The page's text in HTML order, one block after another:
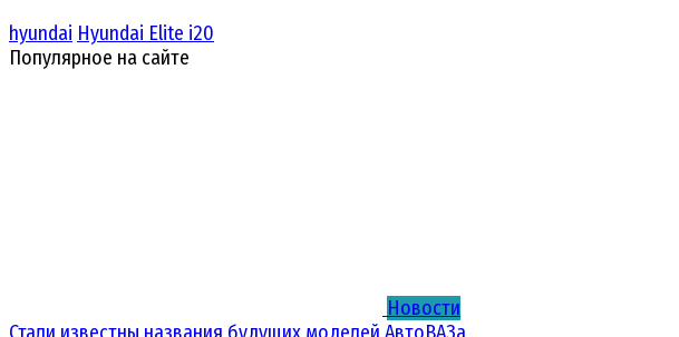
hyundai Hyundai Elite i20
Популярное на сайте
Новости